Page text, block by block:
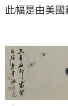
此幅是由美